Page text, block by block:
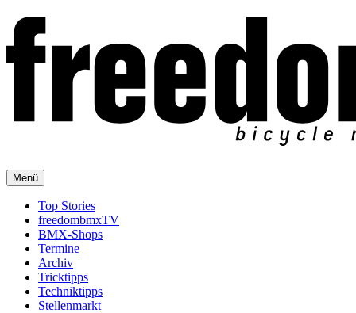
Menü
Top Stories
freedombmxTV
BMX-Shops
Termine
Archiv
Tricktipps
Techniktipps
Stellenmarkt